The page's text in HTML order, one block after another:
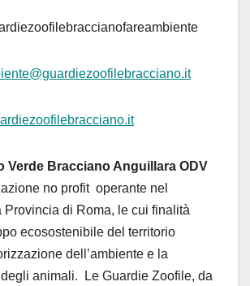
Verde Bracciano Anguillara ODV
no profit operante nel
Provincia di Roma, le cui finalità
ecosostenibile del territorio
dell’ambiente e la
animali. Le Guardie Zoofile, da